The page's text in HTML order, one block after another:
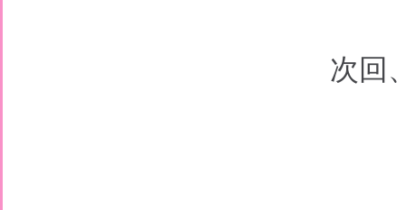
次回